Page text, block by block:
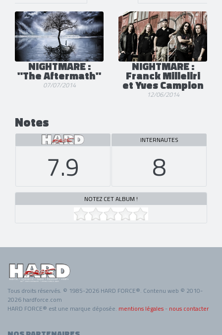
NIGHTMARE :
"The Aftermath"
07/07/2014
NIGHTMARE :
Franck Milleliri
et Yves Campion
12/06/2014
Notes
7.9
INTERNAUTES
8
NOTEZ CET ALBUM !
Tous droits réservés. © 1985-2026 HARD FORCE®. Contenu web © 2010-
2026 hardforce.com
HARD FORCE® est une marque déposée. mentions légales - nous contacter